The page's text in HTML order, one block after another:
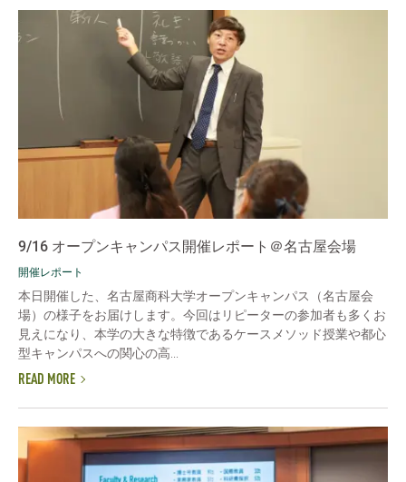
9/16 オープンキャンパス開催レポート＠名古屋会場
開催レポート
本日開催した、名古屋商科大学オープンキャンパス（名古屋会
場）の様子をお届けします。今回はリピーターの参加者も多くお
見えになり、本学の大きな特徴であるケースメソッド授業や都心
型キャンパスへの関心の高...
READ MORE